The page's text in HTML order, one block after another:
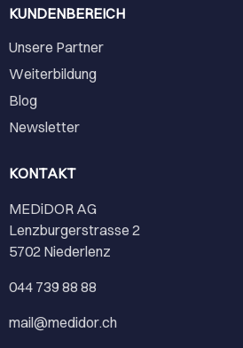
KUNDENBEREICH
Unsere Partner
Weiterbildung
Blog
Newsletter
KONTAKT
MEDiDOR AG
Lenzburgerstrasse 2
5702 Niederlenz
044 739 88 88
mail@medidor.ch